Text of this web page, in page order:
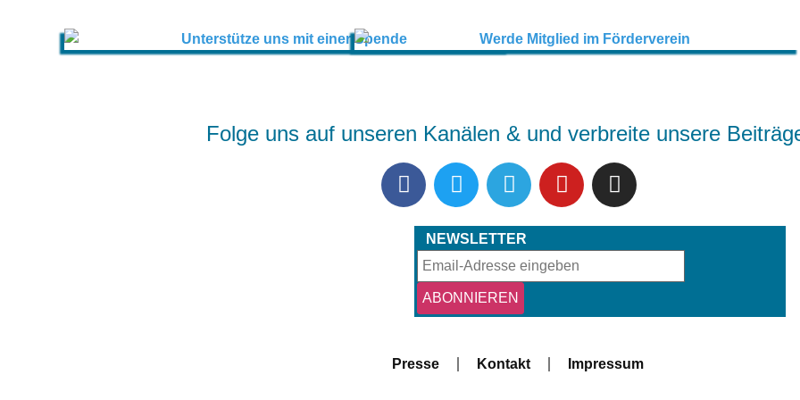
Folge uns auf unseren Kanälen & und verbreite unsere
NEWSLETTER
Presse Kontakt Impressum